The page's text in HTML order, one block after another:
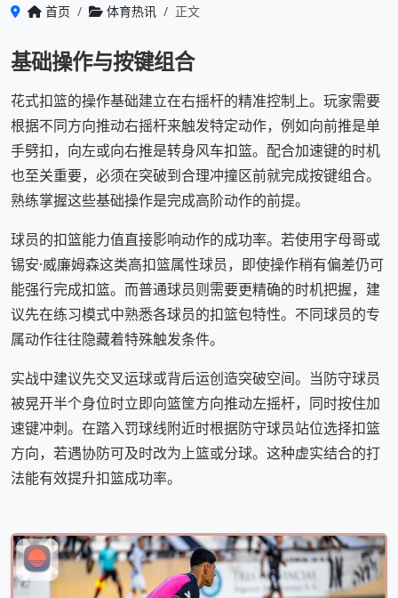
首页 体育热讯 正文
基础操作与按键组合
花式扣篮的操作基础建立在右摇杆的精准控制上。玩家需要
根据不同方向推动右摇杆来触发特定动作，例如向前推是单
手劈扣，向左或向右推是转身风车扣篮。配合加速键的时机
也至关重要，必须在突破到合理冲撞区前就完成按键组合。
熟练掌握这些基础操作是完成高阶动作的前提。
球员的扣篮能力值直接影响动作的成功率。若使用字母哥或
锡安·威廉姆森这类高扣篮属性球员，即使操作稍有偏差仍可
能强行完成扣篮。而普通球员则需要更精确的时机把握，建
议先在练习模式中熟悉各球员的扣篮包特性。不同球员的专
属动作往往隐藏着特殊触发条件。
实战中建议先交叉运球或背后运创造突破空间。当防守球员
被晃开半个身位时立即向篮筐方向推动左摇杆，同时按住加
速键冲刺。在踏入罚球线附近时根据防守球员站位选择扣篮
方向，若遇协防可及时改为上篮或分球。这种虚实结合的打
法能有效提升扣篮成功率。